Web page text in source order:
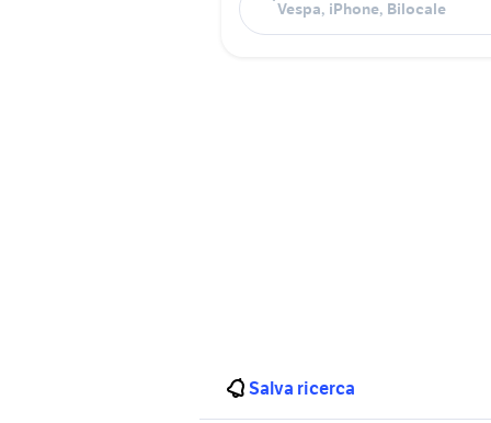
Salva ricerca